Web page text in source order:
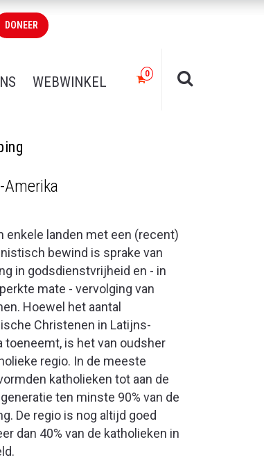
DONEER
WEBWINKEL
Amerika
enkele landen met een (recent)
bewind is sprake van
in godsdienstvrijheid en - in
mate - vervolging van
Hoewel het aantal
Christenen in Latijns-
toeneemt, is het van oudsher
regio. In de meeste
katholieken tot aan de
ten minste 90% van de
De regio is nog altijd goed
dan 40% van de katholieken in